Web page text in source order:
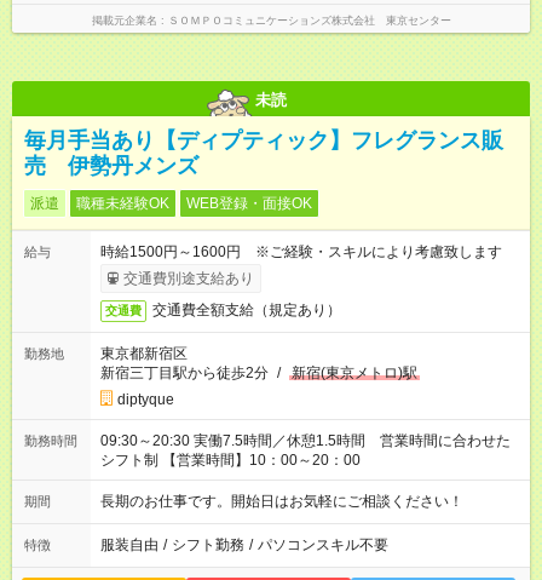
掲載元企業名 ＳＯＭＰＯコミュニケーションズ株式会社 東京センター
未読
毎月手当あり【ディプティック】フレグランス販
売 伊勢丹メンズ
派遣 職種未経験OK WEB登録・面接OK
給与
時給1500円～1600円 ※ご経験・スキルにより考慮致します
交通費別途支給あり
交通費 交通費全額支給（規定あり）
勤務地
東京都新宿区
新宿三丁目駅から徒歩2分 / 新宿(東京メトロ)駅
diptyque
勤務時間
09:30～20:30 実働7.5時間／休憩1.5時間 営業時間に合わせた
シフト制 【営業時間】10：00～20：00
期間 長期のお仕事です。開始日はお気軽にご相談ください！
特徴 服装自由 / シフト勤務 / パソコンスキル不要